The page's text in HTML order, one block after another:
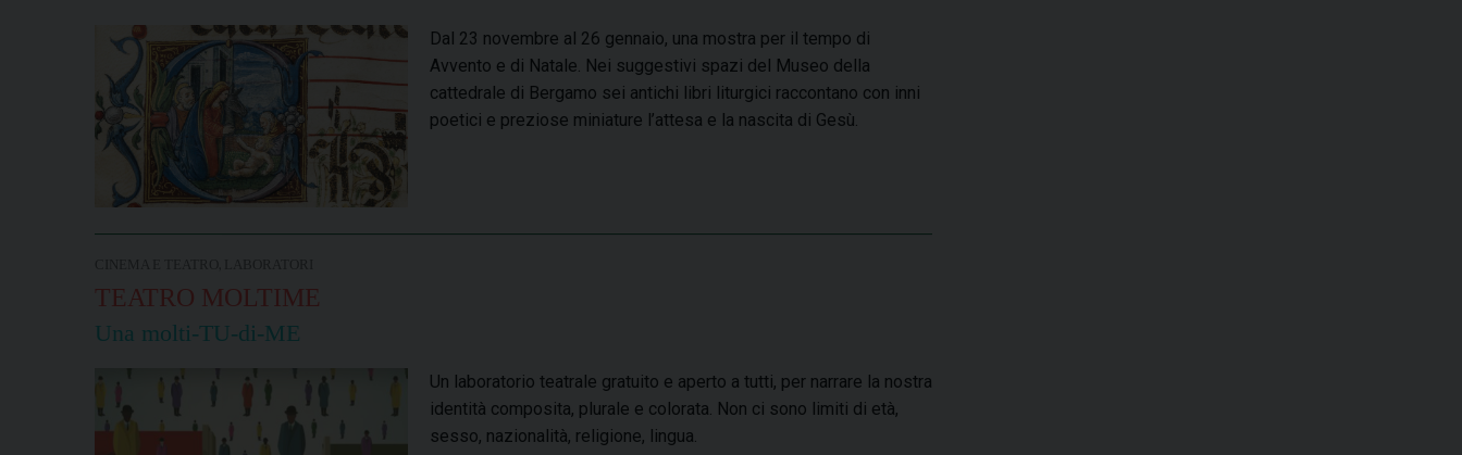
Dal 23 novembre al 26 gennaio, una mostra per il tempo di
Avvento e di Natale. Nei suggestivi spazi del Museo della
cattedrale di Bergamo sei antichi libri liturgici raccontano con inni
poetici e preziose miniature l’attesa e la nascita di Gesù.
TEATRO MOLTIME
Una molti-TU-di-ME
Un laboratorio teatrale gratuito e aperto a tutti, per narrare la nostra
identità composita, plurale e colorata. Non ci sono limiti di età,
sesso, nazionalità, religione, lingua.